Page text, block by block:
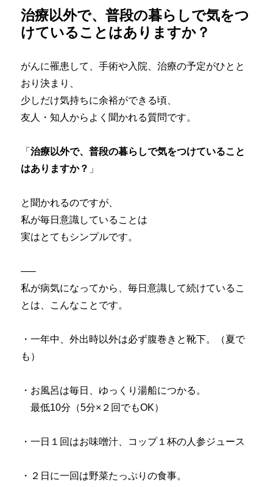
ル）
を
見
し
ま
す
に
治療以外で、普段の暮らしで気をつ
けていることはありますか？
がんに罹患して、手術や入院、治療の予定がひとと
おり決まり、
少しだけ気持ちに余裕ができる頃、
友人・知人からよく聞かれる質問です。
「治療以外で、普段の暮らしで気をつけていること
はありますか？ 」
と聞かれるのですが、
私が毎日意識していることは
実はとてもシンプルです。
—–
私が病気になってから、毎日意識して続けているこ
とは、こんなことです。
・一年中、外出時以外は必ず腹巻きと靴下。（夏で
も）
・お風呂は毎日、ゆっくり湯船につかる。
最低10分（5分×２回でもOK）
・一日１回はお味噌汁、コップ１杯の人参ジュース
・２日に一回は野菜たっぷりの食事。